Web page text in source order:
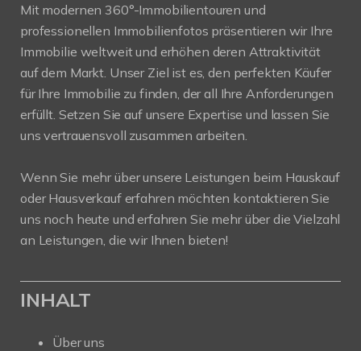
Mit modernen 360°-Immobilientouren und
professionellen Immobilienfotos präsentieren wir Ihre
Immobilie weltweit und erhöhen deren Attraktivität
auf dem Markt. Unser Ziel ist es, den perfekten Käufer
für Ihre Immobilie zu finden, der all Ihre Anforderungen
erfüllt. Setzen Sie auf unsere Expertise und lassen Sie
uns vertrauensvoll zusammen arbeiten.
Wenn Sie mehr über unsere Leistungen beim Hauskauf
oder Hausverkauf erfahren möchten kontaktieren Sie
uns noch heute und erfahren Sie mehr über die Vielzahl
an Leistungen, die wir Ihnen bieten!
INHALT
Über uns